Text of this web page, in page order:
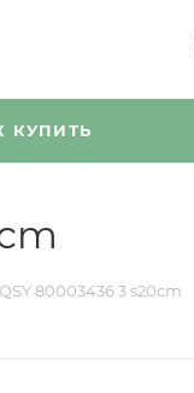
КУПИТЬ
80003436 3 s20cm